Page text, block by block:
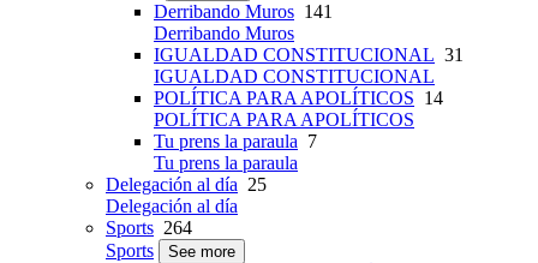
Derribando Muros 141
Derribando Muros
IGUALDAD CONSTITUCIONAL 31
IGUALDAD CONSTITUCIONAL
POLÍTICA PARA APOLÍTICOS 14
POLÍTICA PARA APOLÍTICOS
Tu prens la paraula 7
Tu prens la paraula
Delegación al día 25
Delegación al día
Sports 264
Sports
See more